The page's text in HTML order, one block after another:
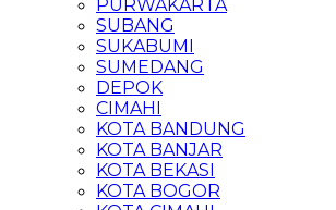
PURWAKARTA
SUBANG
SUKABUMI
SUMEDANG
DEPOK
CIMAHI
KOTA BANDUNG
KOTA BANJAR
KOTA BEKASI
KOTA BOGOR